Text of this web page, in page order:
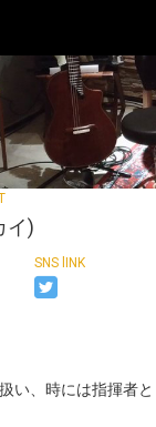
イ)
い、時には指揮者